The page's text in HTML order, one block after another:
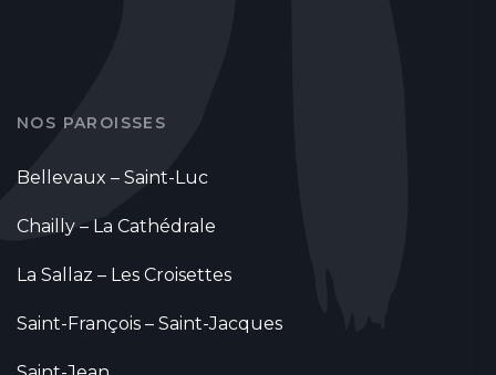
NOS PAROISSES
Bellevaux – Saint-Luc
Chailly – La Cathédrale
La Sallaz – Les Croisettes
Saint-François – Saint-Jacques